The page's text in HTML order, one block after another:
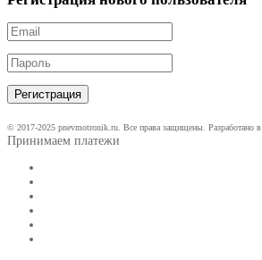
Регистрация
© 2017-2025 pnevmotronik.ru. Все права защищены. Разработано в
Принимаем платежи